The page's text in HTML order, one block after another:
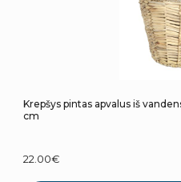
Krepšys pintas apvalus iš vandens hiacintų PETRI D42xH35 (41)
cm
22.00€